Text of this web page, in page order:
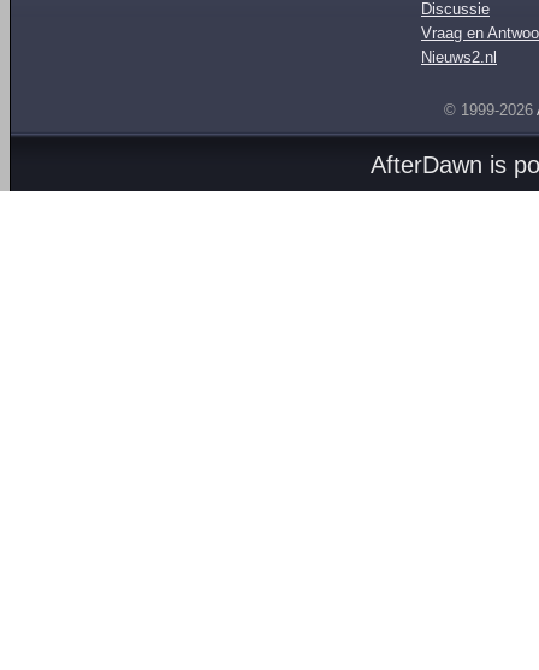
Discussie
Vraag en
Nieuws2.nl
© 1999-2026
AfterDawn is